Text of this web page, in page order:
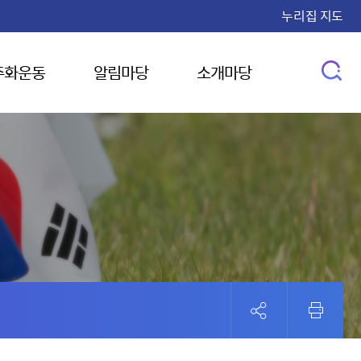
누리집 지도
운동 알림마당 소개마당